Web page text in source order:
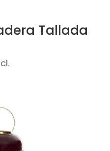
Tallada